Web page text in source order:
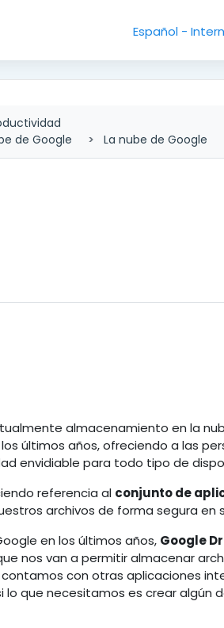
Español -
de Google La nube de Google
almacenamiento en la
últimos años, ofreciendo a las
envidiable para todo tipo de
referencia al conjunto de
archivos de forma segura en
en los últimos años, Google
nos van a permitir almacenar
con otras aplicaciones
lo que necesitamos es crear algún